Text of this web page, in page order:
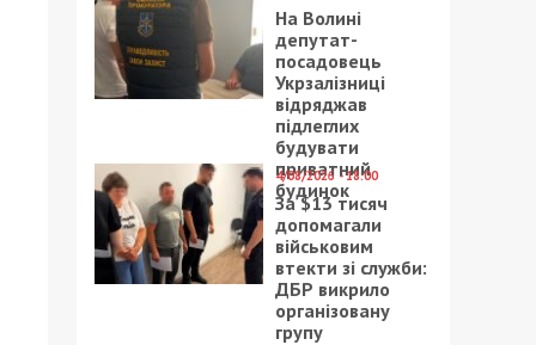
На Волині
депутат-
посадовець
Укрзалізниці
відряджав
підлеглих
будувати
приватний
будинок
4/08/2026 - 18:00
За $13 тисяч
допомагали
військовим
втекти зі служби:
ДБР викрило
організовану
групу